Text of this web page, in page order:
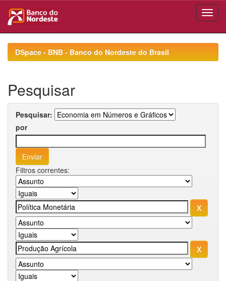
navigationDSpace - BNB - Banco do Nordeste do Brasil
Pesquisar
Pesquisar:
por
Filtros correntes: